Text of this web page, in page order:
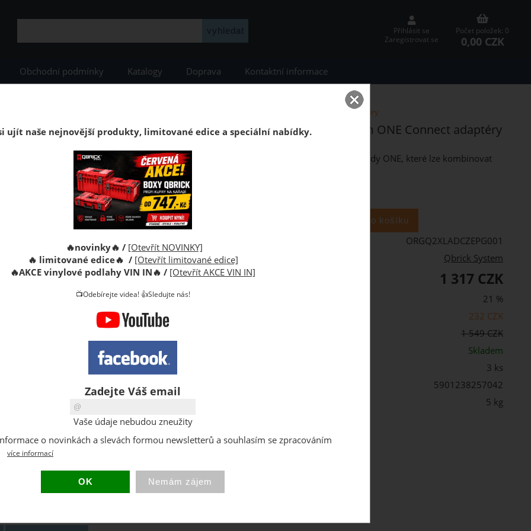
Přihlásit se
Zaregistrovat se
Počet položek: 0
0,00 CZK
Obchodní podmínky Katalogy Doprava Kontaktní informace
Organizér Qbrick System ONE 2XL 2.0 RED Custom + adaptéry
Qbrick System ONE 2XL 2.0 RED Ultra HD Custom + Qbrick System ONE Connect adaptéry
ONE Organizer 2XL RED je největším a nejvyšším modelem modulárních organizérů řady ONE, které lze kombinovat
ORGQ2XLADCZEPG001
Výrobce:
Qbrick System
Cena s DPH:
1 317 CZK
21 %
232 CZK
1 549 CZK
Skladem
3 ks
5901238257042
5 kg
ujít naše nejnovější produkty, limitované edice a speciální nabídky.
🔥novinky🔥 / [Otevřít NOVINKY]
🔥 limitované edice🔥 / [Otevřít limitované edice]
🔥AKCE vinylové podlahy VIN IN🔥 / [Otevřít AKCE VIN IN]
📺Odebírejte videa! 👍Sledujte nás!
Zadejte Váš email
Vaše údaje nebudou zneužity
o novinkách a slevách formou newsletterů a souhlasím se zpracováním
více informací